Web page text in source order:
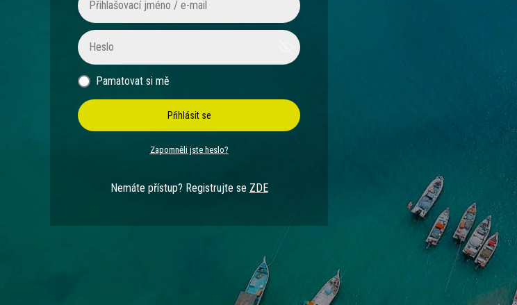
Pamatovat si mě
Přihlásit se
Zapomněli jste heslo?
Nemáte přístup? Registrujte se ZDE